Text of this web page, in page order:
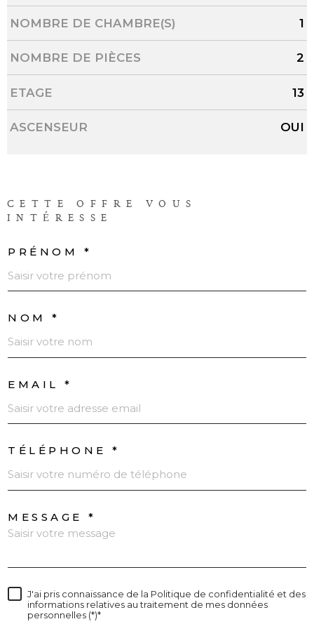
NOMBRE DE CHAMBRE(S) 1
NOMBRE DE PIÈCES 2
ETAGE 13
ASCENSEUR OUI
CETTE OFFRE
VOUS
INTÉRESSE
PRÉNOM *
NOM *
EMAIL *
TÉLÉPHONE *
MESSAGE *
J'ai pris connaissance de la Politique de confidentialité et des
informations relatives au traitement de mes données
personnelles (*)*